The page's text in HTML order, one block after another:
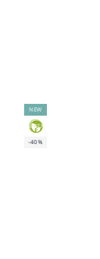
NEW
GREEN
-40%